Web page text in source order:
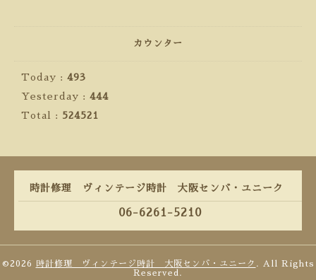
カウンター
Today : 493
Yesterday : 444
Total : 524521
時計修理 ヴィンテージ時計 大阪センバ・ユニーク
06-6261-5210
©2026 時計修理 ヴィンテージ時計 大阪センバ・ユニーク . All Rights
Reserved.